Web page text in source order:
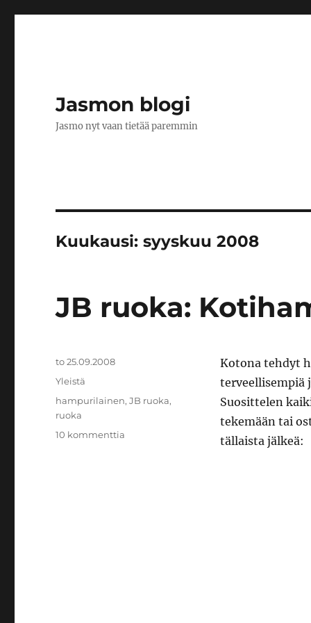
Jasmon blogi
Jasmo nyt vaan tietää paremmin
Kuukausi:syyskuu 2008
JB ruoka:
Kotona tehdyt
terveellisempiä
Suosittelen
tekemään tai
tällaista jälkeä:
Julkaistu
to 25.09.2008
Kategoriat
Yleistä
Avainsanat
hampurilainen,JB ruoka,
ruoka
10 kommenttia